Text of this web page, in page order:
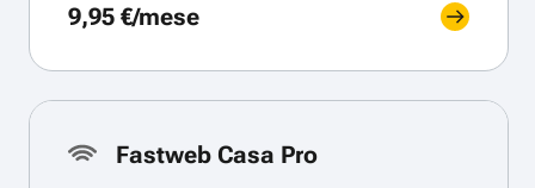
9,95 €/mese
Fastweb Casa Pro